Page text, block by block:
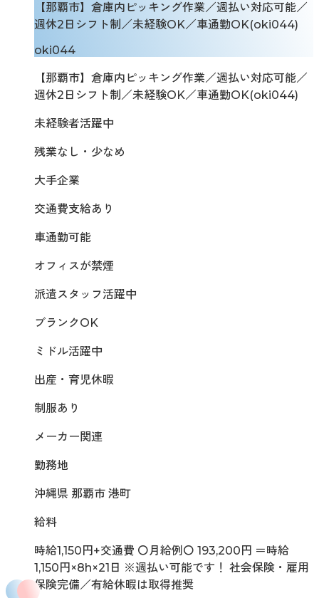
【那覇市】倉庫内ピッキング作業／週払い対応可能／
週休2日シフト制／未経験OK／車通勤OK(oki044)
oki044
【那覇市】倉庫内ピッキング作業／週払い対応可能／
週休2日シフト制／未経験OK／車通勤OK(oki044)
未経験者活躍中
残業なし・少なめ
大手企業
交通費支給あり
車通勤可能
オフィスが禁煙
派遣スタッフ活躍中
ブランクOK
ミドル活躍中
出産・育児休暇
制服あり
メーカー関連
勤務地
沖縄県 那覇市 港町
給料
時給1,150円+交通費 〇月給例〇 193,200円 ＝時給
1,150円×8h×21日 ※週払い可能です！ 社会保険・雇用
保険完備／有給休暇は取得推奨